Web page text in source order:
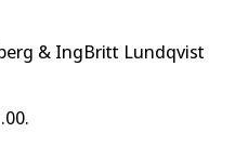
& IngBritt Lundqvist